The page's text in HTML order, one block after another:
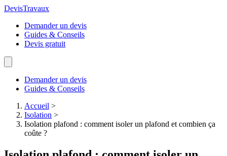
DevisTravaux
Demander un devis
Guides & Conseils
Devis gratuit
Demander un devis
Guides & Conseils
Accueil >
Isolation >
Isolation plafond : comment isoler un plafond et combien ça
coûte ?